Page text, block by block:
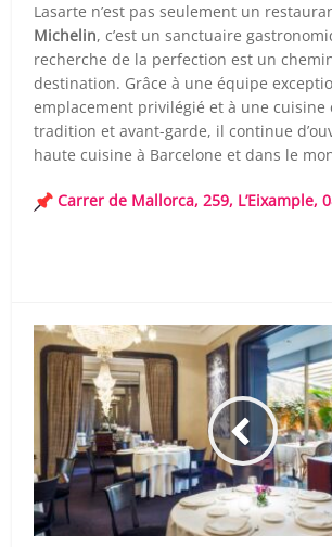
Lasarte n’est pas seulement un
Michelin, c’est un sanctuaire
recherche de la perfection est un
destination. Grâce à une équipe
emplacement privilégié et à une
tradition et avant-garde, il continue
haute cuisine à Barcelone et dans le
Carrer de Mallorca, 259, L’Eixample,